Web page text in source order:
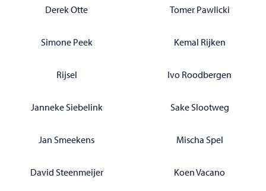
Derek Otte Tomer Pawlicki
Simone Peek Kemal Rijken
Rijsel Ivo Roodbergen
Janneke Siebelink Sake Slootweg
Jan Smeekens Mischa Spel
David Steenmeijer Koen Vacano